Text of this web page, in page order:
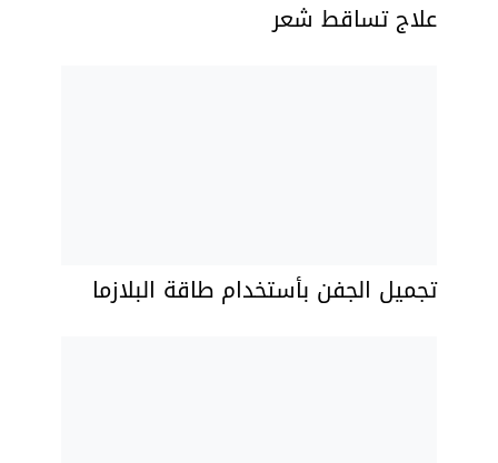
علاج تساقط شعر
تجميل الجفن بأستخدام طاقة البلازما